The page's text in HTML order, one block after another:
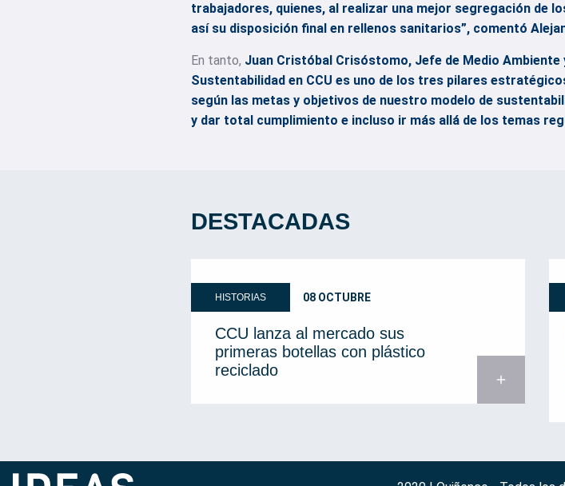
trabajadores, quienes, al realizar una mejor segregación de
así su disposición final en rellenos sanitarios”, comentó
En tanto, Juan Cristóbal Crisóstomo, Jefe de Medio Ambiente
Sustentabilidad en CCU es uno de los tres pilares
según las metas y objetivos de nuestro modelo de
y dar total cumplimiento e incluso ir más allá de los temas
DESTACADAS
HISTORIAS 08 OCTUBRE
CCU lanza al mercado sus
primeras botellas con plástico
reciclado
add